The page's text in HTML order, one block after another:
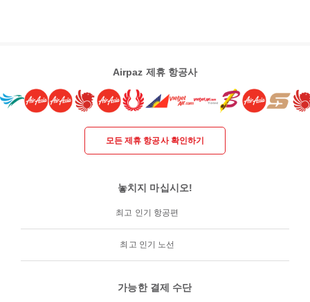
Airpaz 제휴 항공사
모든 제휴 항공사 확인하기
놓치지 마십시오!
최고 인기 항공편
최고 인기 노선
가능한 결제 수단